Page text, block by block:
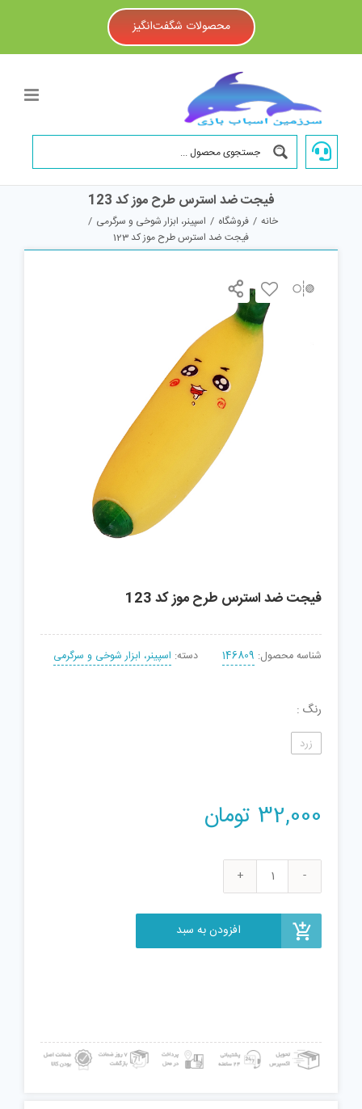
محصولات شگفت‌انگیز
فیجت ضد استرس طرح موز کد 123
خانه / فروشگاه / اسپینر، ابزار شوخی و سرگرمی /
فیجت ضد استرس طرح موز کد 123
فیجت ضد استرس طرح موز کد 123
شناسه محصول: 146809 دسته: اسپینر، ابزار شوخی و سرگرمی
رنگ
زرد
32,000 تومان
فیجت
افزودن به سبد